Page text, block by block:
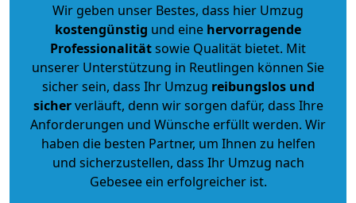
Wir geben unser Bestes, dass hier Umzug
kostengünstig und eine hervorragende
Professionalitätsowie Qualität bietet. Mit
unserer Unterstützung in Reutlingen können Sie
sicher sein, dass Ihr Umzug reibungslos und
sicherverläuft, denn wir sorgen dafür, dass Ihre
Anforderungen und Wünsche erfüllt werden. Wir
haben die besten Partner, um Ihnen zu helfen
und sicherzustellen, dass Ihr Umzug nach
Gebesee ein erfolgreicher ist.